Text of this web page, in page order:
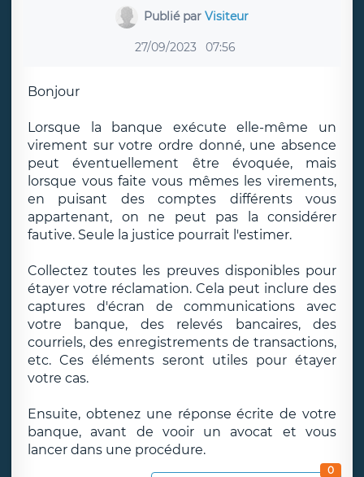
Publié parVisiteur
27/09/2023 07:56
Bonjour
Lorsque la banque exécute elle-même un
virement sur votre ordre donné, une absence
peut éventuellement être évoquée, mais
lorsque vous faite vous mêmes les virements,
en puisant des comptes différents vous
appartenant, on ne peut pas la considérer
fautive. Seule la justice pourrait l'estimer.
Collectez toutes les preuves disponibles pour
étayer votre réclamation. Cela peut inclure des
captures d'écran de communications avec
votre banque, des relevés bancaires, des
courriels, des enregistrements de transactions,
etc. Ces éléments seront utiles pour étayer
votre cas.
Ensuite, obtenez une réponse écrite de votre
banque, avant de vooir un avocat et vous
lancer dans une procédure.
0